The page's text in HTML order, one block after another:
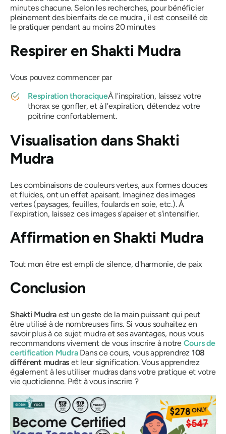
minutes chacune. Selon les recherches, pour bénéficier
pleinement des bienfaits de ce mudra, il est conseillé de
le pratiquer pendant au moins 20 minutes
Respirer en Shakti Mudra
Vous pouvez commencer par
Respiration thoraciqueÀ l'inspiration, laissez votre
thorax se gonfler, et à l'expiration, détendez votre
poitrine confortablement.
Visualisation dansShakti
Mudra
Les combinaisons de couleurs vertes, aux formes douces
et fluides, ont un effet apaisant. Imaginez des images
vertes (paysages, feuilles, foulards en soie, etc.). À
l'expiration, laissez ces images s'apaiser et s'intensifier.
Affirmation en Shakti Mudra
Tout mon être est empli de silence, d'harmonie, de paix
Conclusion
Shakti Mudra est un geste de la main puissant qui peut
être utilisé à de nombreuses fins. Si vous souhaitez en
savoir plus à ce sujet mudraet ses avantages, nous vous
recommandons vivement de vous inscrire à notre Coursde
certification Mudra Dans ce cours, vous apprendrez 108
différent mudras et leur signification. Vous apprendrez
également à les utiliser mudrasdans votre pratique et votre
vie quotidienne. Prêt à vous inscrire ?